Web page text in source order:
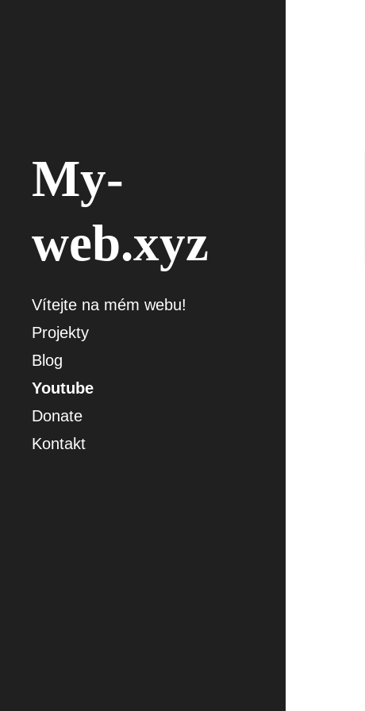
My-
web.xyz
Vítejte na mém webu!
Projekty
Blog
Youtube
Donate
Kontakt